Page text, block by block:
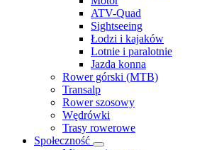
ATV-Quad
Sightseeing
Łodzi i kajaków
Lotnie i paralotnie
Jazda konna
Rower górski (MTB)
Transalp
Rower szosowy
Wędrówki
Trasy rowerowe
Społeczność